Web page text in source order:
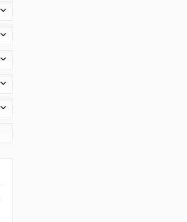
600 GPD Gehäuseumfang ca. 27-28 cm
1000 GPD Gehäuseumfang ca. 30-31 cm